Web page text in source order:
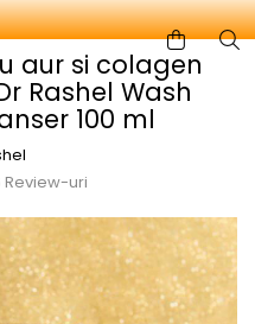
aur si colagen
Rashel Wash
100 ml
Review-uri